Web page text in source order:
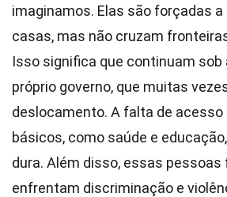
imaginamos. Elas são forçadas a
casas, mas não cruzam
Isso significa que continuam sob
próprio governo, que muitas
deslocamento. A falta de acesso
básicos, como saúde e
dura. Além disso, essas
enfrentam discriminação e